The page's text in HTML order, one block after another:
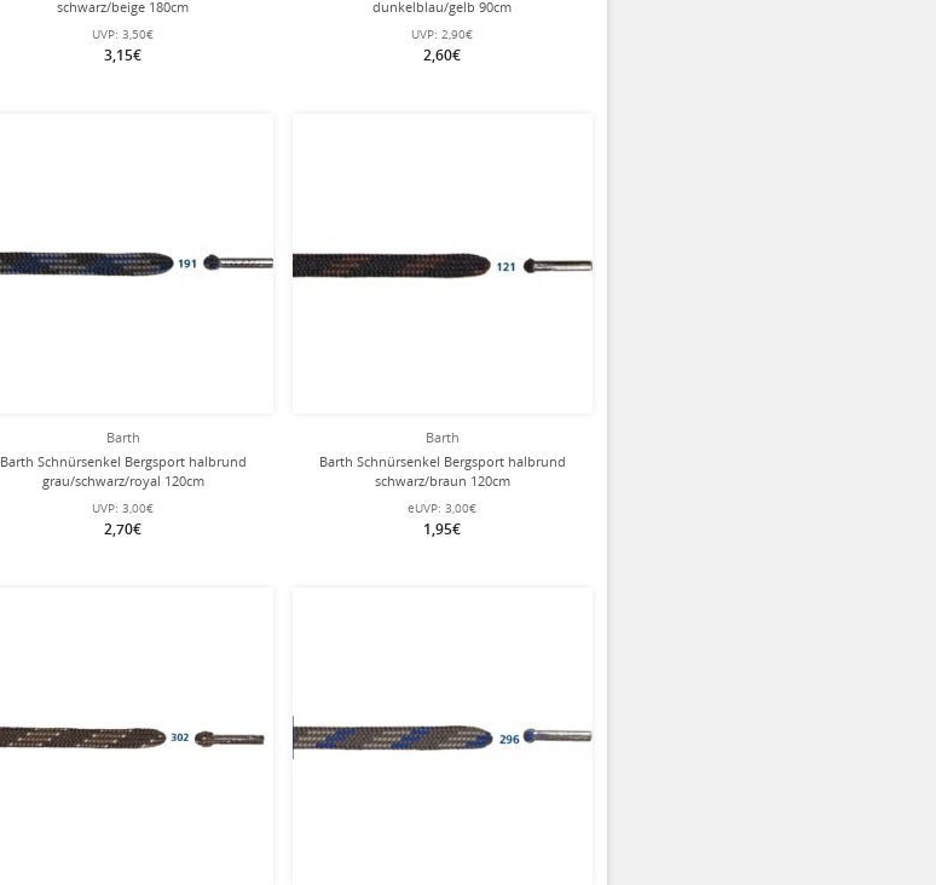
schwarz/beige 180cm
UVP: 3,50€
3,15€
dunkelblau/gelb 90cm
UVP: 2,90€
2,60€
Barth
Barth Schnürsenkel Bergsport halbrund
grau/schwarz/royal 120cm
UVP: 3,00€
2,70€
Barth
Barth Schnürsenkel Bergsport halbrund
schwarz/braun 120cm
eUVP: 3,00€
1,95€